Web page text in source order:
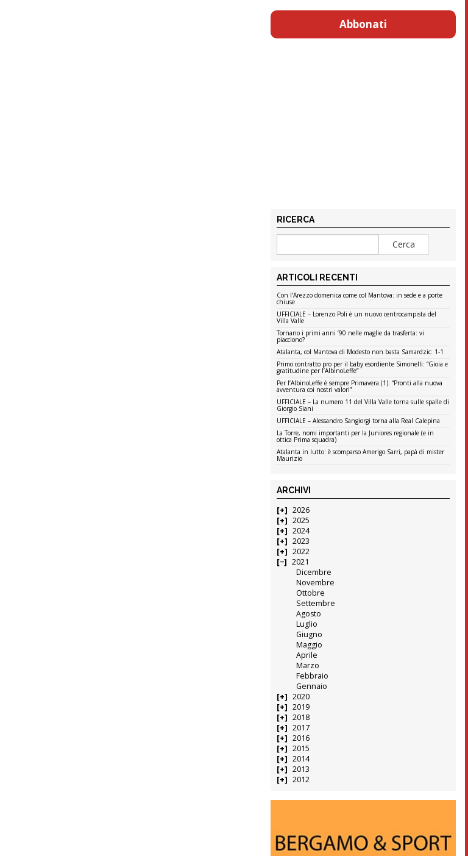
Abbonati
RICERCA
ARTICOLI RECENTI
Con l’Arezzo domenica come col Mantova: in sede e a porte
chiuse
UFFICIALE – Lorenzo Poli è un nuovo centrocampista del
Villa Valle
Tornano i primi anni ’90 nelle maglie da trasferta: vi
piacciono?
Atalanta, col Mantova di Modesto non basta Samardzic: 1-1
Primo contratto pro per il baby esordiente Simonelli: “Gioia e
gratitudine per l’AlbinoLeffe”
Per l’AlbinoLeffe è sempre Primavera (1): “Pronti alla nuova
avventura coi nostri valori”
UFFICIALE – La numero 11 del Villa Valle torna sulle spalle di
Giorgio Siani
UFFICIALE – Alessandro Sangiorgi torna alla Real Calepina
La Torre, nomi importanti per la Juniores regionale (e in
ottica Prima squadra)
Atalanta in lutto: è scomparso Amerigo Sarri, papà di mister
Maurizio
ARCHIVI
2026
2025
2024
2023
2022
2021
Dicembre
Novembre
Ottobre
Settembre
Agosto
Luglio
Giugno
Maggio
Aprile
Marzo
Febbraio
Gennaio
2020
2019
2018
2017
2016
2015
2014
2013
2012